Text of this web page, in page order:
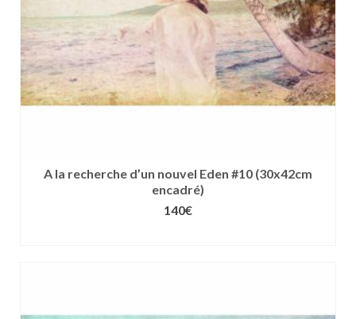
la
page
produit
A la recherche d’un nouvel Eden #10 (30x42cm
encadré)
140€
variations.